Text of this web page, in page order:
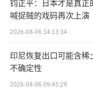
钧正平：日本才是真正
喊捉贼的戏码再次上演
2026-08-06 14:13:34
印尼恢复出口可能含稀
不确定性
2026-08-06 09:45:29